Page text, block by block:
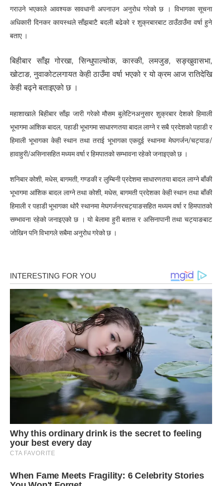
गराउने भएकाले आवश्यक सावधानी अपनाउन अनुरोध गरेको छ । विभागका सूचना
अधिकारी दिनकर कायस्थले साँझबाटै बदली बढेको र शुक्रबारबाट ठाउँठाउँमा वर्षा हुने
बताए ।
बिहीबार साँझ गोरखा, सिन्धुपाल्चोक, कास्की, लमजुङ, सङ्खुवासभा,
खोटाङ, नुवाकोटलगायत केही ठाउँमा वर्षा भएको र यो क्रम आज रातिदेखि
केही बढ्ने बताइएको छ ।
महाशाखाले बिहीबार साँझ जारी गरेको मौसम बुलेटिनअनुसार शुक्रबार देशको हिमाली
भूभागमा आंशिक बादल, पहाडी भूभागमा साधारणतया बादल लाग्ने र सबै प्रदेशको पहाडी र
हिमाली भूभागका केही स्थान तथा तराई भूभागका एकदुई स्थानमा मेघगर्जन/चट्याङ/
हावाहुरी/असिनासहित मध्यम वर्षा र हिमपातको सम्भावना रहेको जनाइएको छ ।
शनिबार कोशी, मधेस, बागमती, गण्डकी र लुम्बिनी प्रदेशमा साधारणतया बादल लाग्ने बाँकी
भूभागमा आंशिक बादल लाग्ने तथा कोशी, मधेस, बागमती प्रदेशका केही स्थान तथा बाँकी
हिमाली र पहाडी भूभागका थोरै स्थानमा मेघगर्जनरचट्याङसहित मध्यम वर्षा र हिमपातको
सम्भावना रहेको जनाइएको छ । यो बेलामा हुरी बतास र असिनापानी तथा चट्याङबाट
जोखिन पनि विभागले सबैमा अनुरोध गरेको छ ।